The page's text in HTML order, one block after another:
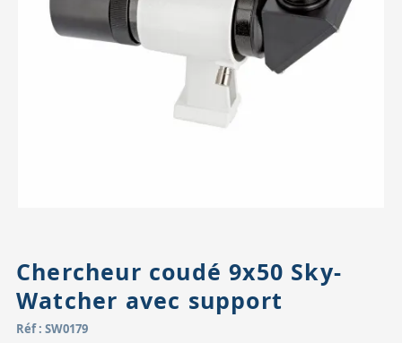
Accessoires pour montures
Têtes
Pièces détachées
Chercheur coudé 9x50 Sky-
Watcher avec support
Réf : SW0179